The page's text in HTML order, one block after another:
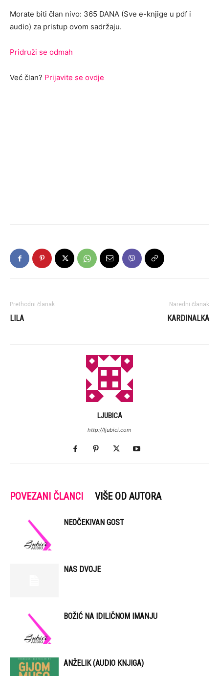
Morate biti član nivo: 365 DANA (Sve e-knjige u pdf i
audio) za pristup ovom sadržaju.
Pridruži se odmah
Već član? Prijavite se ovdje
Prethodni članak
LILA
Naredni članak
KARDINALKA
LJUBICA
http://ljubici.com
POVEZANI ČLANCI VIŠE OD AUTORA
NEOČEKIVAN GOST
NAS DVOJE
BOŽIĆ NA IDILIČNOM IMANJU
ANŽELIK (AUDIO KNJIGA)